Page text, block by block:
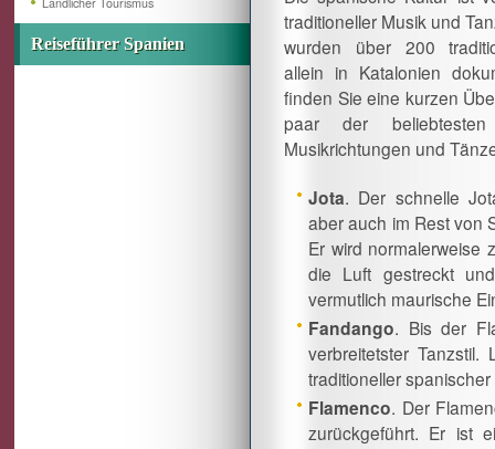
Reiseführer Spanien
traditioneller Musik und
wurden über 200
allein in Katalonien
finden Sie eine kurzen
paar der beliebtesten
Musikrichtungen und
Jota. Der schnelle
aber auch im Rest von
Er wird normalerweise
die Luft gestreckt
vermutlich maurische
Fandango. Bis der
verbreitetster
traditioneller
Flamenco. Der
zurückgeführt. Er ist